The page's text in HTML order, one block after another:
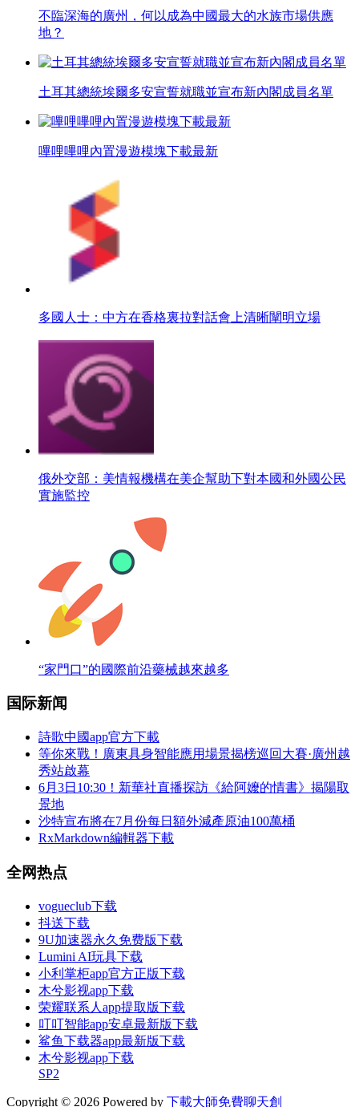
不臨深海的廣州，何以成為中國最大的水族市場供應
地？
土耳其總統埃爾多安宣誓就職並宣布新內閣成員名單
嗶哩嗶哩內置漫遊模塊下載最新
多國人士：中方在香格裏拉對話會上清晰闡明立場
俄外交部：美情報機構在美企幫助下對本國和外國公民
實施監控
“家門口”的國際前沿藥械越來越多
国际新闻
詩歌中國app官方下載
等你來戰！廣東具身智能應用場景揭榜巡回大賽·廣州越
秀站啟幕
6月3日10:30！新華社直播探訪《給阿嬤的情書》揭陽取
景地
沙特宣布將在7月份每日額外減產原油100萬桶
RxMarkdown編輯器下載
全网热点
vogueclub下载
抖送下载
9U加速器永久免费版下载
Lumini AI玩具下载
小利掌柜app官方正版下载
木兮影视app下载
荣耀联系人app提取版下载
叮叮智能app安卓最新版下载
鲨鱼下载器app最新版下载
木兮影视app下载
SP2
Copyright © 2026 Powered by 下載大師免費聊天創